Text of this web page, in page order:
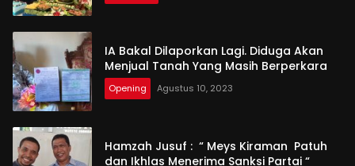
IA Bakal Dilaporkan Lagi. Diduga Akan
Menjual Tanah Yang Masih Berperkara
Opening Agustus 10, 2023
Hamzah Jusuf : “ Meys Kiraman Patuh
dan Ikhlas Menerima Sanksi Partai “